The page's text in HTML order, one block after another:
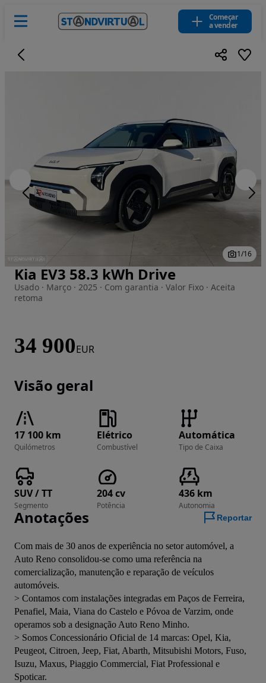
Começar
a vender
Imagem 1 de 16
1/16
Kia EV3 58.3 kWh Drive
Usado · Março · 2025 · Com garantia · Valor Fixo · Aceita
retoma
34 900EUR
Visão geral
17 100 km
Quilómetros
Elétrico
Combustível
Automática
Tipo de Caixa
SUV / TT
Segmento
204 cv
Potência
436 km
Autonomia
Anotações Reportar
Com mais de 30 anos de experiência no setor automóvel, a
Auto Reno consolidou-se como uma referência na
comercialização, manutenção e reparação de veículos
automóveis.
> Contamos com instalações integradas em Paços de Ferreira,
Penafiel, Maia, Viana do Castelo e Póvoa de Varzim, onde
operamos sob a designação Auto Reno Minho.
> Somos Concessionário Oficial de 14 marcas: Opel, Kia,
Peugeot, Citroen, Jeep, Fiat, Abarth, Mitsubishi Motors, Fuso,
Isuzu, Maxus, Piaggio Commercial, Fiat Professional e
Spoticar.